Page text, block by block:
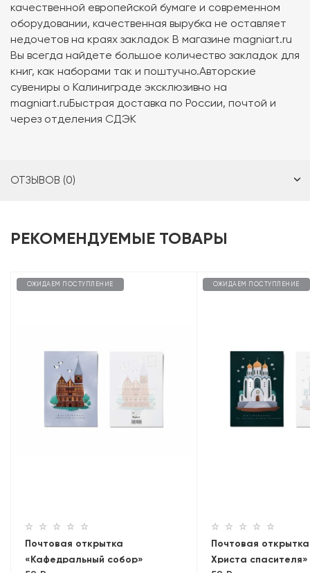
качественной европейской бумаге и современном
оборудовании, качественная вырубка не оставляет
недочетов на краях закладок В магазине magniart.ru
Вы всегда найдете большое количество закладок для
книг, как наборами так и поштучно.Авторские
сувениры о Калиниграде эксклюзивно на
magniart.ruБыстрая доставка по России, почтой и
через отделения СДЭК
ОТЗЫВОВ (0)
РЕКОМЕНДУЕМЫЕ ТОВАРЫ
ОЖИДАЕМ ПОСТУПЛЕНИЕ
Почтовая открытка
«Кафедральный собор»
ОЖИДАЕМ ПОСТУПЛЕНИЕ
Почтовая
Христа спасителя»